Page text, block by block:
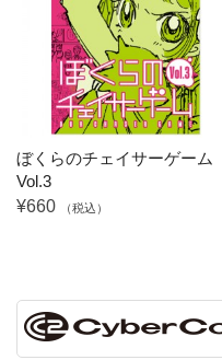
ぼくらのチェイサーゲーム
Vol.3
¥660
（税込）